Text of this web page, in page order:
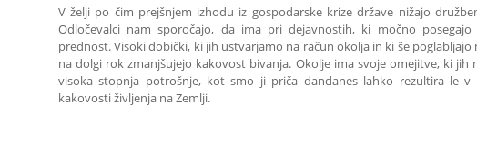
V želji po čim prejšnjem izhodu iz gospodarske krize države nižajo
Odločevalci nam sporočajo, da ima pri dejavnostih, ki močno
prednost. Visoki dobički, ki jih ustvarjamo na račun okolja in ki še poglabljajo
na dolgi rok zmanjšujejo kakovost bivanja. Okolje ima svoje omejitve, ki jih
visoka stopnja potrošnje, kot smo ji priča dandanes lahko rezultira le v
kakovosti življenja na Zemlji.